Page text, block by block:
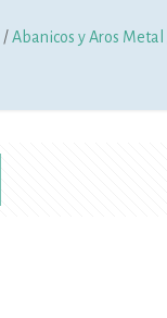
/Abanicos y Aros Metal